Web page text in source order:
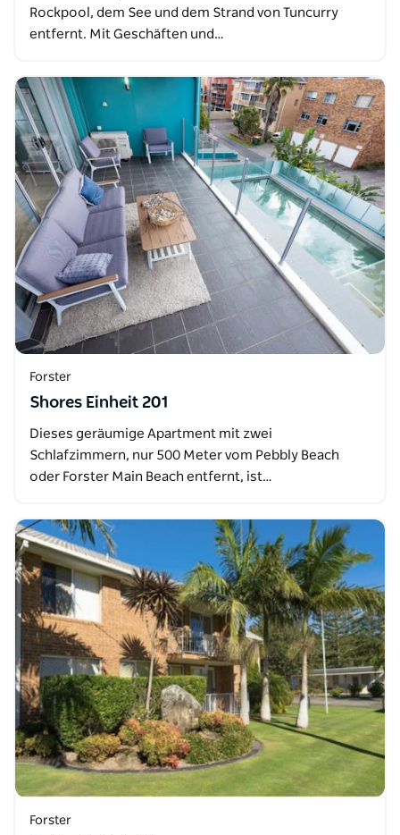
Rockpool, dem See und dem Strand von Tuncurry
entfernt. Mit Geschäften und…
Forster
Shores Einheit 201
Dieses geräumige Apartment mit zwei
Schlafzimmern, nur 500 Meter vom Pebbly Beach
oder Forster Main Beach entfernt, ist…
Forster